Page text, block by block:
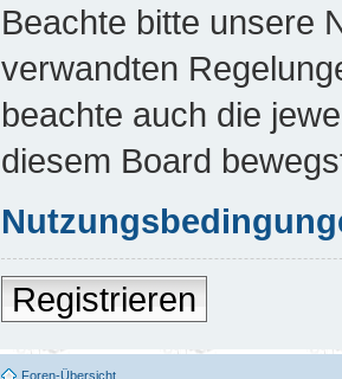
Beachte bitte unsere
verwandten
beachte auch die
diesem Board
Registrieren
Foren-Übersicht